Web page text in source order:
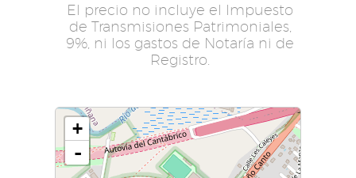
El precio no incluye el Impuesto
de Transmisiones Patrimoniales,
9%, ni los gastos de Notaría ni de
Registro.
+
-